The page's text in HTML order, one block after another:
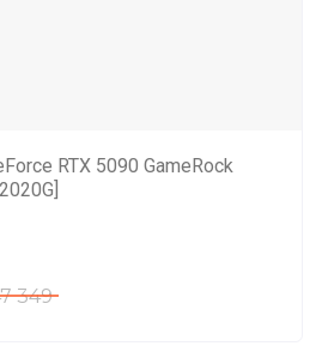
RTX 5090 GameRock
349